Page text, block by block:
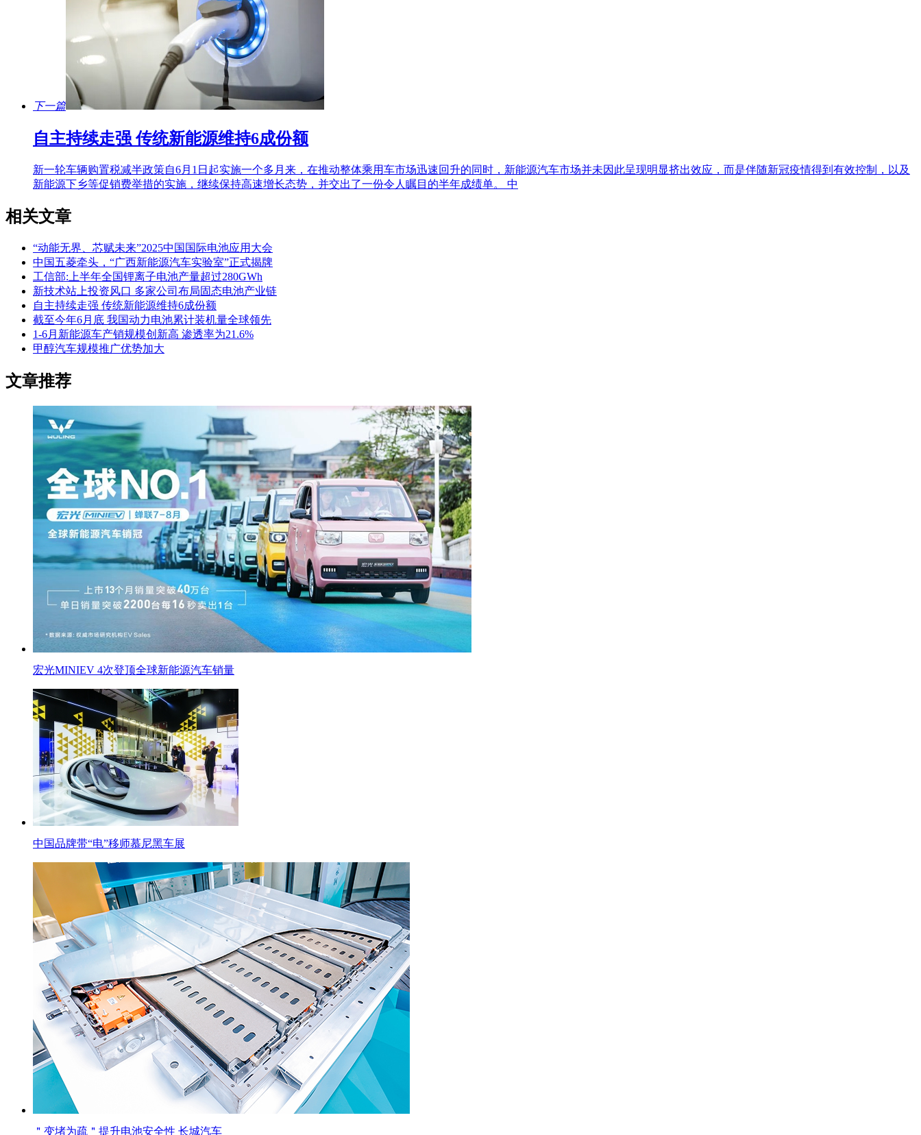
下一篇
自主持续走强 传统新能源维持6成份额
新一轮车辆购置税减半政策自6月1日起实施一个多月来，在推动整体乘用车市场迅速回升的同时，新能源汽车市场并未因此呈现明显挤出效应，而是伴随新冠疫情得到有效控制，以及
新能源下乡等促销费举措的实施，继续保持高速增长态势，并交出了一份令人瞩目的半年成绩单。 中
相关文章
“动能无界、芯赋未来”2025中国国际电池应用大会
中国五菱牵头，“广西新能源汽车实验室”正式揭牌
工信部:上半年全国锂离子电池产量超过280GWh
新技术站上投资风口 多家公司布局固态电池产业链
自主持续走强 传统新能源维持6成份额
截至今年6月底 我国动力电池累计装机量全球领先
1-6月新能源车产销规模创新高 渗透率为21.6%
甲醇汽车规模推广优势加大
文章推荐
宏光MINIEV 4次登顶全球新能源汽车销量
中国品牌带“电”移师慕尼黑车展
＂变堵为疏＂提升电池安全性 长城汽车